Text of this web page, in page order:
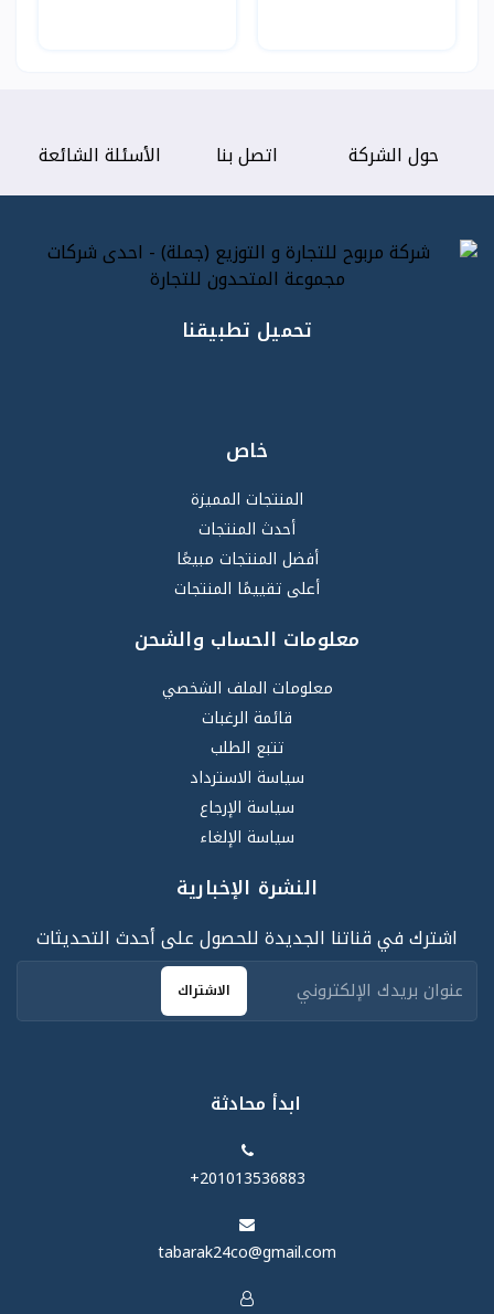
حول الشركة اتصل بنا الأسئلة الشائعة
تحميل تطبيقنا
خاص
المنتجات المميزة
أحدث المنتجات
أفضل المنتجات مبيعًا
أعلى تقييمًا المنتجات
معلومات الحساب والشحن
معلومات الملف الشخصي
قائمة الرغبات
تتبع الطلب
سياسة الاسترداد
سياسة الإرجاع
سياسة الإلغاء
النشرة الإخبارية
اشترك في قناتنا الجديدة للحصول على أحدث التحديثات
الاشتراك
ابدأ محادثة
‪+201013536883‬
tabarak24co@gmail.com